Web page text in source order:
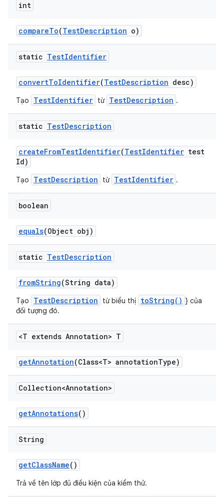
int
compareTo(TestDescription o)
static TestIdentifier
convertToIdentifier(TestDescription desc)
Tạo TestIdentifier từ TestDescription .
static TestDescription
createFromTestIdentifier(TestIdentifier test
Id)
Tạo TestDescription từ TestIdentifier .
boolean
equals(Object obj)
static TestDescription
fromString(String data)
Tạo TestDescription từ biểu thị toString() } của
đối tượng đó.
<T extends Annotation> T
getAnnotation(Class<T> annotationType)
Collection<Annotation>
getAnnotations()
String
getClassName()
Trả về tên lớp đủ điều kiện của kiểm thử.